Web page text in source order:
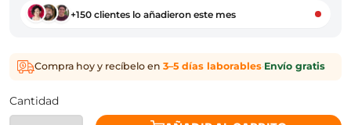
+150 clientes lo añadieron este mes
Compra hoy y recíbelo en 3–5 días laborables·Envío gratis
Cantidad